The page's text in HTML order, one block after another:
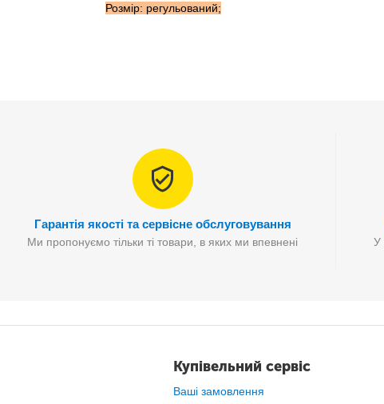
Розмір: регульований;
Гарантія якості та сервісне обслуговування
Ми пропонуємо тільки ті товари, в яких ми впевнені У
Купівельний сервіс
Ваші замовлення